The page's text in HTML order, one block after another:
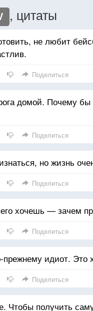
, цитаты
не любит
Поделиться
домой. Почему
Поделиться
но жизнь
Поделиться
хочешь — зачем
Поделиться
идиот. Это
Поделиться
Чтобы получить